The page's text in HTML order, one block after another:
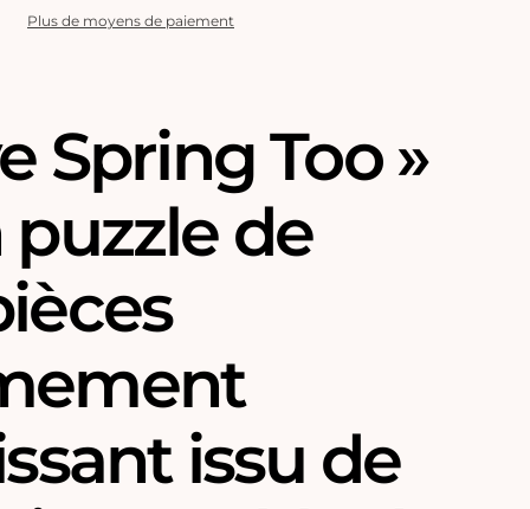
Plus de moyens de paiement
Spring Too »
de
issu de